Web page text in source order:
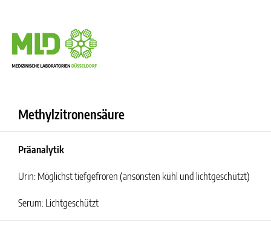
Methylzitronensäure
Präanalytik
Urin: Möglichst tiefgefroren (ansonsten kühl und lichtgeschützt)
Serum: Lichtgeschützt